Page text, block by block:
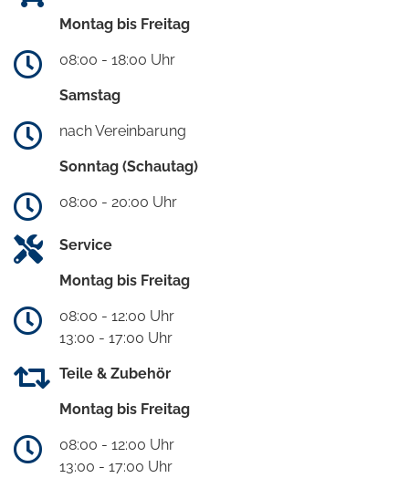
Montag bis Freitag
08:00 - 18:00 Uhr
Samstag
nach Vereinbarung
Sonntag (Schautag)
08:00 - 20:00 Uhr
Service
Montag bis Freitag
08:00 - 12:00 Uhr
13:00 - 17:00 Uhr
Teile & Zubehör
Montag bis Freitag
08:00 - 12:00 Uhr
13:00 - 17:00 Uhr